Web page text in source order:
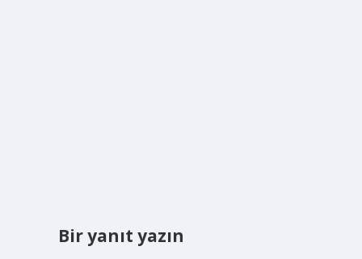
Bir yanıt yazın